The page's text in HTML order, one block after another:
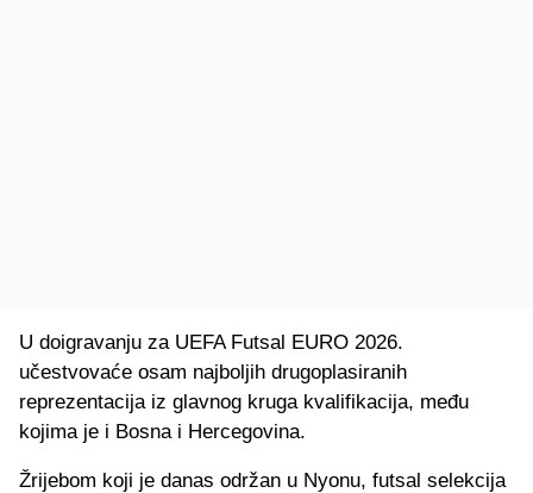
U doigravanju za UEFA Futsal EURO 2026.
učestvovaće osam najboljih drugoplasiranih
reprezentacija iz glavnog kruga kvalifikacija, među
kojima je i Bosna i Hercegovina.
Žrijebom koji je danas održan u Nyonu, futsal selekcija